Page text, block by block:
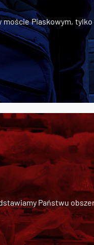
Piaskowym,
Państwu